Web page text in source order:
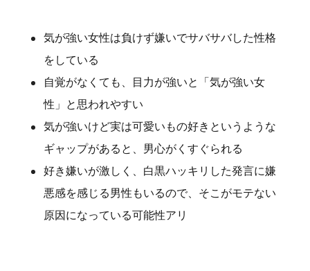
気が強い女性は負けず嫌いでサバサバした性格
をしている
自覚がなくても、目力が強いと「気が強い女
性」と思われやすい
気が強いけど実は可愛いもの好きというような
ギャップがあると、男心がくすぐられる
好き嫌いが激しく、白黒ハッキリした発言に嫌
悪感を感じる男性もいるので、そこがモテない
原因になっている可能性アリ